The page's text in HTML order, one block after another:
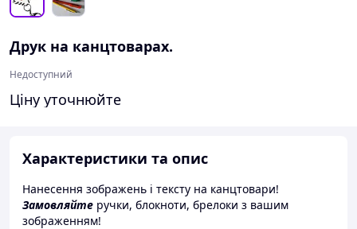
Друк на канцтоварах.
Недоступний
Ціну уточнюйте
Характеристики та опис
Нанесення зображень і тексту на канцтовари!
Замовляйте ручки, блокноти, брелоки з вашим
зображенням!